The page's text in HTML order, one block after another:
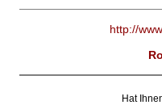
http://
Hat